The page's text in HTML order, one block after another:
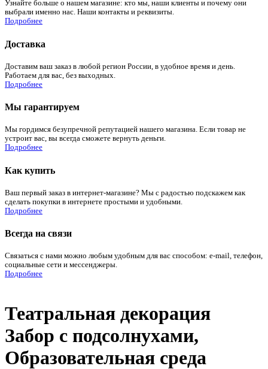
Узнайте больше о нашем магазине: кто мы, наши клиенты и почему они
выбрали именно нас. Наши контакты и реквизиты.
Подробнее
Доставка
Доставим ваш заказ в любой регион России, в удобное время и день.
Работаем для вас, без выходных.
Подробнее
Мы гарантируем
Мы гордимся безупречной репутацией нашего магазина. Если товар не
устроит вас, вы всегда сможете вернуть деньги.
Подробнее
Как купить
Ваш первый заказ в интернет-магазине? Мы с радостью подскажем как
сделать покупки в интернете простыми и удобными.
Подробнее
Всегда на связи
Связаться с нами можно любым удобным для вас способом: e-mail, телефон,
социальные сети и мессенджеры.
Подробнее
Театральная декорация
Забор с подсолнухами,
Образовательная среда